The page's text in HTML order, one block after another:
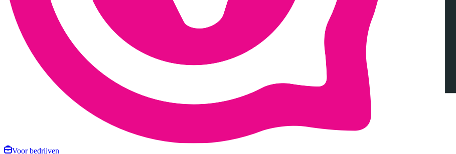
Voor bedrijven